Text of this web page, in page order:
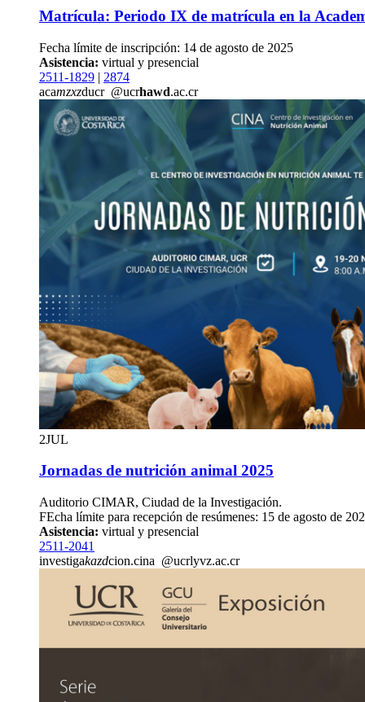
Matrícula: Periodo IX de matrícula en la
Fecha límite de inscripción: 14 de agosto de 2025
Asistencia: virtual y presencial
2511-1829 | 2874
acamzxzducr @ucrhawd.ac.cr
2JUL
Jornadas de nutrición animal 2025
Auditorio CIMAR, Ciudad de la Investigación.
FEcha límite para recepción de resúmenes: 15 de agosto de
Asistencia: virtual y presencial
2511-2041
investigakazdcion.cina @ucrlyvz.ac.cr